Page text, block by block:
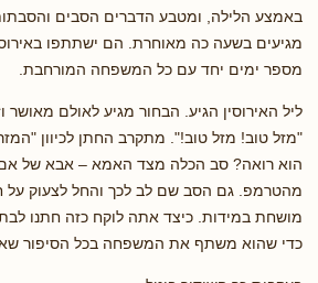
באמצע הלילה, ומטבע הדברים הסבים
מגיעים בשעה כה מאוחרת. הם ישתתפו
מספר ימים יחד עם כל המשפחה המורחבת.
ליל האירוסין הגיע. הבחור מגיע לאולם מאושר
"מזל טוב! מזל טוב!". מתקרב החתן לכיוון
הוא רואה? סב הכלה מצד האמא – אבא של אם
מהטרמפ. גם הסב שם לב לכך והחל לצעוק על
מושחת במידות. כיצד אתה לוקח כזה חתנו
כדי שהוא משתף את המשפחה בכל הסיפור